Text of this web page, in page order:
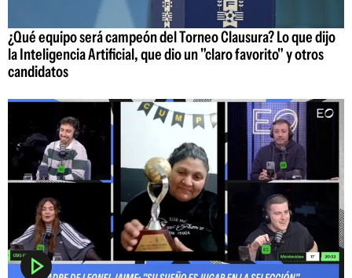
¿Qué equipo será campeón del Torneo Clausura? Lo que dijo
la Inteligencia Artificial, que dio un "claro favorito" y otros
candidatos